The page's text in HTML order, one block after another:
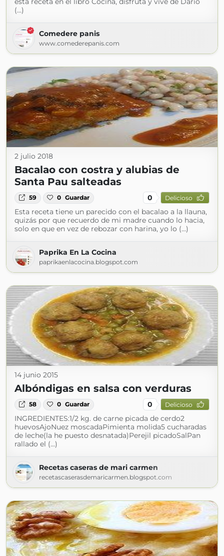
(...)
Comedere panis
www.comederepanis.com
2 julio 2018
Bacalao con costra y alubias de
Santa Pau salteadas
59 0 Guardar 0 Delicioso
Esta receta tiene un parecido con el bacalao a la llauna,
quizás por que recuerdo de mi madre cuando lo hacia,
solo en que en vez de rebozar con harina, yo lo (...)
Paprika En La Cocina
paprikaenlacocina.blogspot.com
14 junio 2015
Albóndigas en salsa con verduras
58 0 Guardar 0 Delicioso
INGREDIENTES:1/2 kg. de carne picada de cerdo2
huevosAjoNuez moscadaPimienta molida5 cucharadas
de leche(la he puesto desnatada)Perejil picadoSalPan
rallado el (...)
Recetas caseras de mari carmen
recetascaserasdemaricarmen.blogspot.com